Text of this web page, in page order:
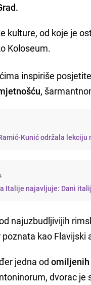
kulture, od koje je
Koloseum.
inspiriše
,
Kunić održala
Italije najavljuje: Dani
najuzbudljivijih
kao Flavijski
jedna od
dvorac